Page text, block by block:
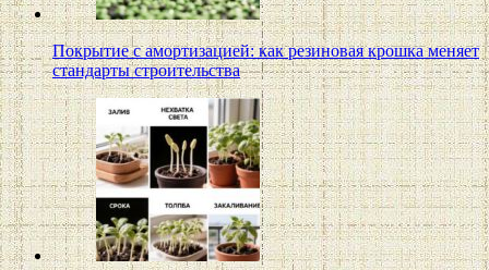
Покрытие с амортизацией: как резиновая крошка меняет
стандарты строительства